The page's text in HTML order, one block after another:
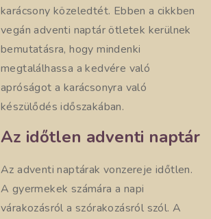
karácsony közeledtét. Ebben a cikkben
vegán adventi naptár ötletek kerülnek
bemutatásra, hogy mindenki
megtalálhassa a kedvére való
apróságot a karácsonyra való
készülődés időszakában.
Az időtlen adventi naptár
Az adventi naptárak vonzereje időtlen.
A gyermekek számára a napi
várakozásról a szórakozásról szól. A